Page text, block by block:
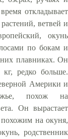
откладывает
ветвей и
окунь
по бокам и
плавниках. Он
редко больше.
Америки и
похож на
Он вырастает
на окуня,
родственник